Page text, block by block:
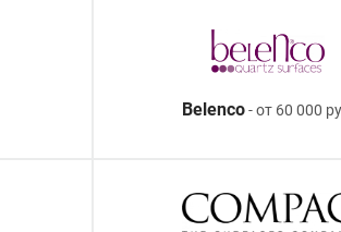
Belenco- от 60 000